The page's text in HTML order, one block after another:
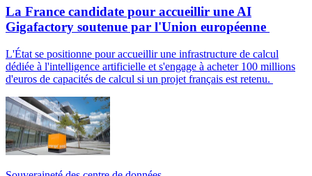
La France candidate pour accueillir une AI
Gigafactory soutenue par l'Union européenne
L'État se positionne pour accueillir une infrastructure de calcul
dédiée à l'intelligence artificielle et s'engage à acheter 100 millions
d'euros de capacités de calcul si un projet français est retenu.